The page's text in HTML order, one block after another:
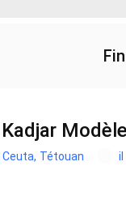
Tétouan il